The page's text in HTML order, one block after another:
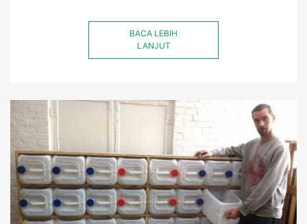
BACA LEBIH
LANJUT